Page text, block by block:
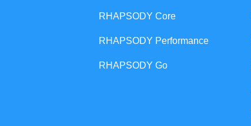
RHAPSODY Core
RHAPSODY Performance
RHAPSODY Go